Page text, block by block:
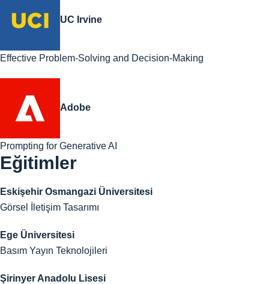
UC Irvine
Effective Problem-Solving and Decision-Making
Adobe
Prompting for Generative AI
Eğitimler
Eskişehir Osmangazi Üniversitesi
Görsel İletişim Tasarımı
Ege Üniversitesi
Basım Yayın Teknolojileri
Şirinyer Anadolu Lisesi